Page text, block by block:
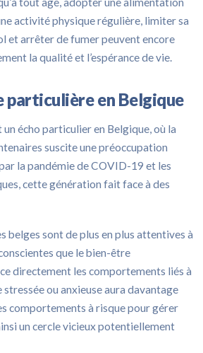
activité physique régulière, limiter sa
et arrêter de fumer peuvent encore
la qualité et l’espérance de vie.
particulière en Belgique
écho particulier en Belgique, où la
suscite une préoccupation
la pandémie de COVID-19 et les
cette génération fait face à des
belges sont de plus en plus attentives à
que le bien-être
directement les comportements liés à
stressée ou anxieuse aura davantage
comportements à risque pour gérer
un cercle vicieux potentiellement